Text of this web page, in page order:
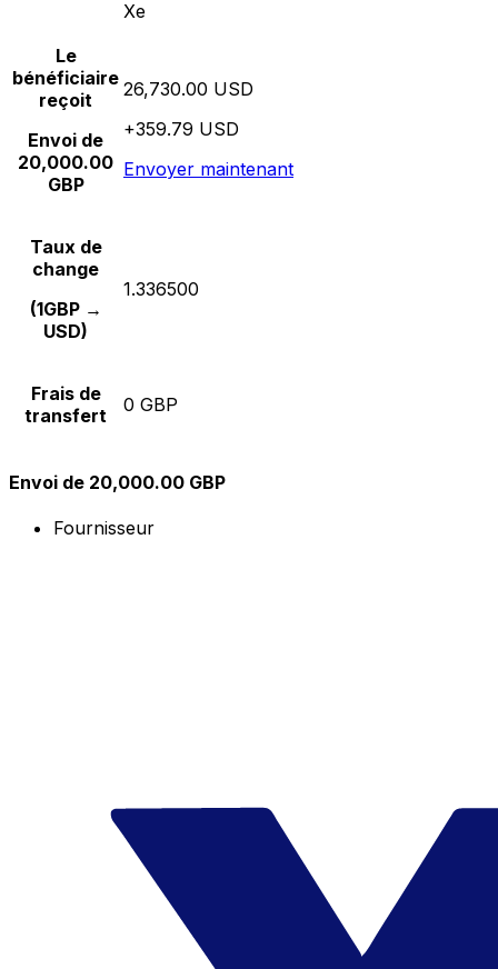
Xe
Le
bénéficiaire
reçoit
Envoi de
20,000.00
GBP
26,730.00 USD
+359.79 USD
Envoyer maintenant
Taux de
change
(1GBP →
USD)
1.336500
Frais de
transfert
0 GBP
Envoi de 20,000.00 GBP
Fournisseur